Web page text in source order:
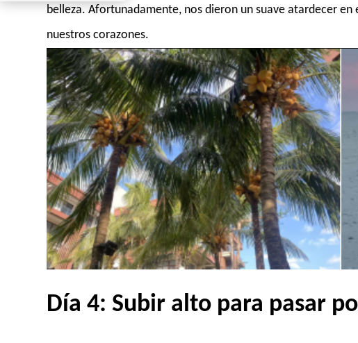
belleza. Afortunadamente, nos dieron un suave atardecer
nuestros corazones.
Día 4: Subir alto para pasar